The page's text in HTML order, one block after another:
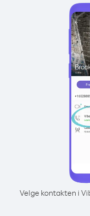
Velge kontakten i